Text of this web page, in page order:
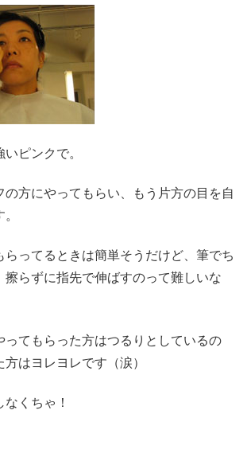
ピンクで。
の方にやってもらい、もう片方の目を自
らってるときは簡単そうだけど、筆でち
擦らずに指先で伸ばすのって難しいな
ってもらった方はつるりとしているの
はヨレヨレです（涙）
くちゃ！